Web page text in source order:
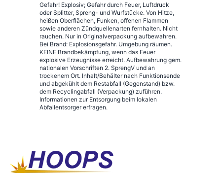
Gefahr! Explosiv; Gefahr durch Feuer, Luftdruck
oder Splitter, Spreng- und Wurfstücke. Von Hitze,
heißen Oberflächen, Funken, offenen Flammen
sowie anderen Zündquellenarten fernhalten. Nicht
rauchen. Nur in Originalverpackung aufbewahren.
Bei Brand: Explosionsgefahr. Umgebung räumen.
KEINE Brandbekämpfung, wenn das Feuer
explosive Erzeugnisse erreicht. Aufbewahrung gem.
nationalen Vorschriften 2. SprengV und an
trockenem Ort. Inhalt/Behälter nach Funktionsende
und abgekühlt dem Restabfall (Gegenstand) bzw.
dem Recyclingabfall (Verpackung) zuführen.
Informationen zur Entsorgung beim lokalen
Abfallentsorger erfragen.